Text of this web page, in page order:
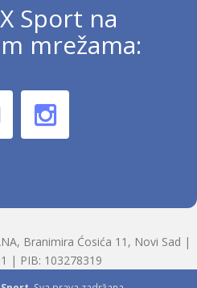
Sport na
mrežama:
Branimira Ćosića 11, Novi Sad |
| PIB: 103278319